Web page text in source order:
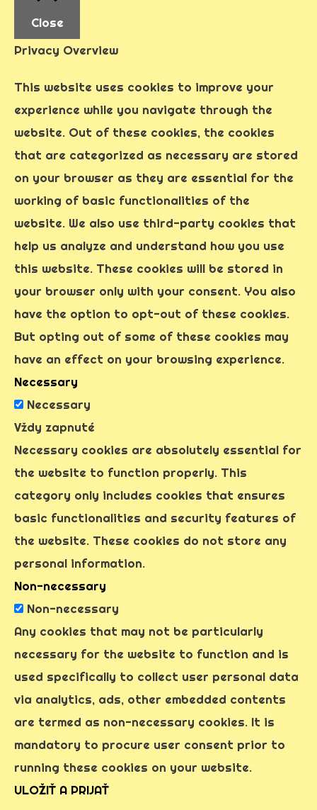
Close
Privacy Overview
This website uses cookies to improve your
experience while you navigate through the
website. Out of these cookies, the cookies
that are categorized as necessary are stored
on your browser as they are essential for the
working of basic functionalities of the
website. We also use third-party cookies that
help us analyze and understand how you use
this website. These cookies will be stored in
your browser only with your consent. You also
have the option to opt-out of these cookies.
But opting out of some of these cookies may
have an effect on your browsing experience.
Necessary
Necessary
Vždy zapnuté
Necessary cookies are absolutely essential for
the website to function properly. This
category only includes cookies that ensures
basic functionalities and security features of
the website. These cookies do not store any
personal information.
Non-necessary
Non-necessary
Any cookies that may not be particularly
necessary for the website to function and is
used specifically to collect user personal data
via analytics, ads, other embedded contents
are termed as non-necessary cookies. It is
mandatory to procure user consent prior to
running these cookies on your website.
ULOŽIŤ A PRIJAŤ